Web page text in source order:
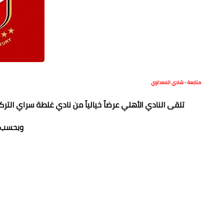
متابعة - شادي المعداوي
تلقى النادي الأهلي عرضاً خيالياً من نادي غلطة سراي
وبحسب